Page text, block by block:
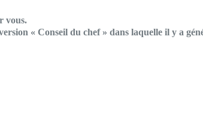
vous.
« Conseil du chef » dans laquelle il y a